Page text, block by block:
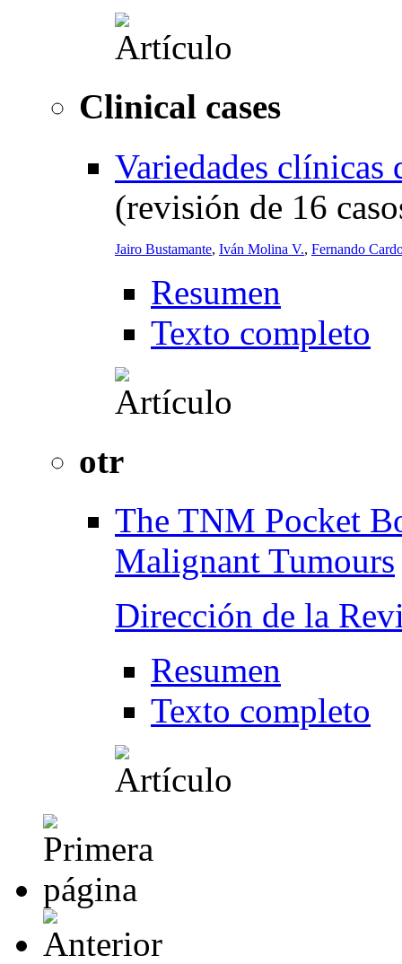
Clinical cases
Variedades clínicas
(revisión de 16
Jairo Bustamante, Iván Molina V., Fernando
Resumen
Texto completo
otr
The TNM Pocket
Malignant Tumours
Dirección de la
Resumen
Texto completo